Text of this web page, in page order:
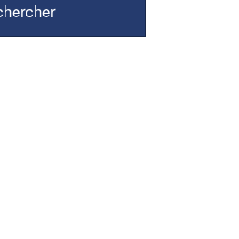
Vous êtes un
professionnel ?